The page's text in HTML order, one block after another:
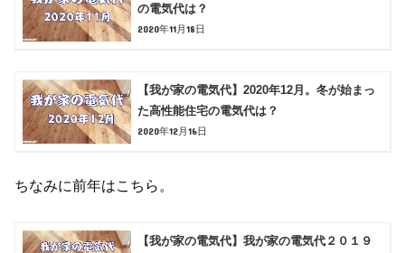
の電気代は？
2020年11月18日
【我が家の電気代】2020年12月。冬が始まっ
た高性能住宅の電気代は？
2020年12月16日
ちなみに前年はこちら。
【我が家の電気代】我が家の電気代２０１９